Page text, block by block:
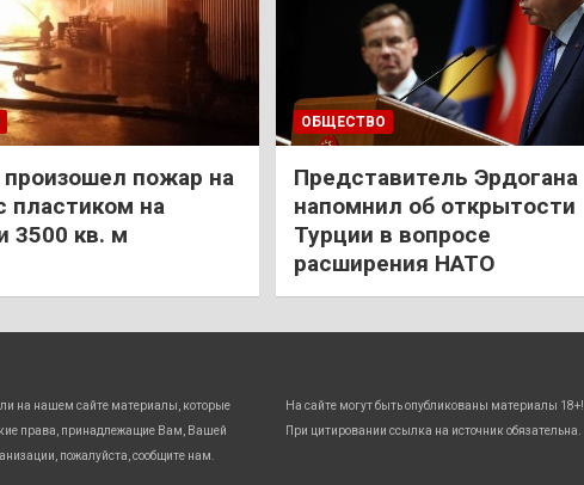
пожар на
пластиком на
3500 кв. м
ОБЩЕСТВО
Представитель Эрдогана
напомнил об открытости
Турции в вопросе
расширения НАТО
на нашем сайте материалы, которые
права, принадлежащие Вам, Вашей
пожалуйста, сообщите нам.
На сайте могут быть опубликованы материалы 18+!
При цитировании ссылка на источник обязательна.